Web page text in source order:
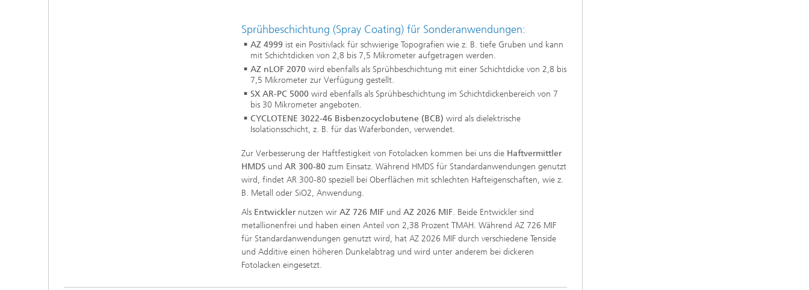
Sprühbeschichtung (Spray Coating) für Sonderanwendungen:
AZ 4999 ist ein Positivlack für schwierige Topografien wie z. B. tiefe Gruben und kann
mit Schichtdicken von 2,8 bis 7,5 Mikrometer aufgetragen werden.
AZ nLOF 2070 wird ebenfalls als Sprühbeschichtung mit einer Schichtdicke von 2,8 bis
7,5 Mikrometer zur Verfügung gestellt.
SX AR-PC 5000wird ebenfalls als Sprühbeschichtung im Schichtdickenbereich von 7
bis 30 Mikrometer angeboten.
CYCLOTENE 3022-46 Bisbenzocyclobutene (BCB) wird als dielektrische
Isolationsschicht, z. B. für das Waferbonden, verwendet.
Zur Verbesserung der Haftfestigkeit von Fotolacken kommen bei uns die Haftvermittler
HMDS und AR 300-80 zum Einsatz. Während HMDS für Standardanwendungen genutzt
wird, findet AR 300-80 speziell bei Oberflächen mit schlechten Hafteigenschaften, wie z.
B. Metall oder SiO2, Anwendung.
Als Entwickler nutzen wirAZ 726 MIF undAZ 2026 MIF. Beide Entwickler sind
metallionenfrei und haben einen Anteil von 2,38 Prozent TMAH. Während AZ 726 MIF
für Standardanwendungen genutzt wird, hat AZ 2026 MIF durch verschiedene Tenside
und Additive einen höheren Dunkelabtrag und wird unter anderem bei dickeren
Fotolacken eingesetzt.